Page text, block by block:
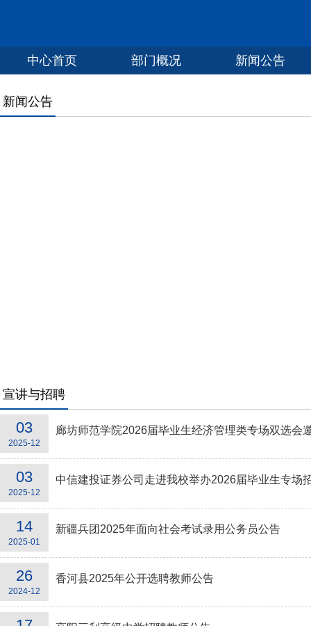
中心首页 部门概况 新闻公告
新闻公告
宣讲与招聘
03
2025-12
廊坊师范学院2026届毕业生经济管理类专场双选会
03
2025-12
中信建投证券公司走进我校举办2026届毕业生专场
14
2025-01
新疆兵团2025年面向社会考试录用公务员公告
26
2024-12
香河县2025年公开选聘教师公告